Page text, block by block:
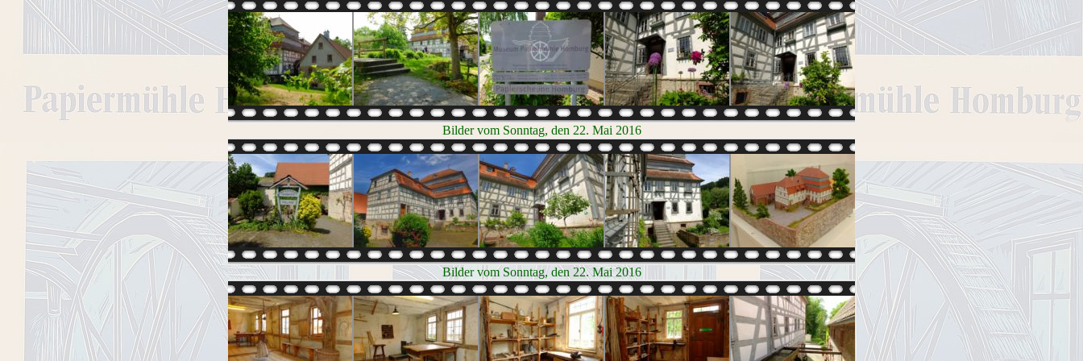
Bilder vom Sonntag, den 22. Mai 2016
Bilder vom Sonntag, den 22. Mai 2016